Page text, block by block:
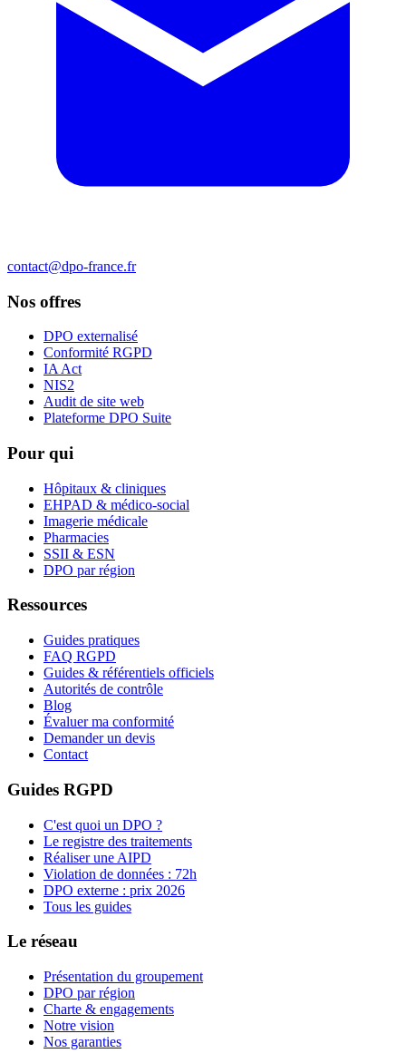
contact@dpo-france.fr
Nos offres
DPO externalisé
Conformité RGPD
IA Act
NIS2
Audit de site web
Plateforme DPO Suite
Pour qui
Hôpitaux & cliniques
EHPAD & médico-social
Imagerie médicale
Pharmacies
SSII & ESN
DPO par région
Ressources
Guides pratiques
FAQ RGPD
Guides & référentiels officiels
Autorités de contrôle
Blog
Évaluer ma conformité
Demander un devis
Contact
Guides RGPD
C'est quoi un DPO ?
Le registre des traitements
Réaliser une AIPD
Violation de données : 72h
DPO externe : prix 2026
Tous les guides
Le réseau
Présentation du groupement
DPO par région
Charte & engagements
Notre vision
Nos garanties